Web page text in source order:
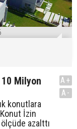
10 Milyon
konutlara
İzin
azalttı
A+
A-